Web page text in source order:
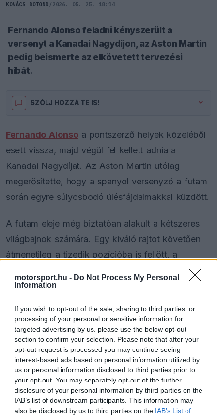
motorsport.hu - Do Not Process My Personal
Information
If you wish to opt-out of the sale, sharing to third parties, or
processing of your personal or sensitive information for
targeted advertising by us, please use the below opt-out
section to confirm your selection. Please note that after your
opt-out request is processed you may continue seeing
interest-based ads based on personal information utilized by
us or personal information disclosed to third parties prior to
your opt-out. You may separately opt-out of the further
disclosure of your personal information by third parties on the
IAB’s list of downstream participants. This information may
also be disclosed by us to third parties on the IAB’s List of
KOVÁCS BOTOND / 2026. 05. 25. 18:14
Fernando Alonso feladni kényszerült a
versenyt a Kanadai Nagydíjon, az Aston Martin
pedig beismerte az elkövetett tervezési
hibát.
SZÓLJ HOZZÁ TE IS!
Fernando Alonsoa pontszerző helyek közeléből
esett vissza, majd végül fel kellett adnia a
Kanadai Nagydíjat. Az Aston Martin utólag
megerősítette, hogy a spanyol versenyző a futam
során egyre súlyosbodó ülésfájdalmakkal küzdött.
A futam eleje még biztatóan alakult a kétszeres
világbajnok számára. Egy kiváló rajtot követően
átmenetileg a tizedik pozícióba is feljött, a
folytatásban azonban fokozatosan veszített a
tempójából, így a mezőny végére csúszott,
Video
Player
is
loading.
This
is
modal
window.
The media could not be loaded, either because
the server or network failed or because the format
is not supported.